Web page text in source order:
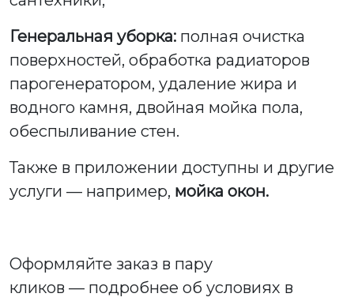
Генеральная уборка: полная очистка
поверхностей, обработка радиаторов
парогенератором, удаление жира и
водного камня, двойная мойка пола,
обеспыливание стен.
Также в приложении доступны и другие
услуги — например, мойка окон.
Оформляйте заказ в пару
кликов — подробнее об условиях в